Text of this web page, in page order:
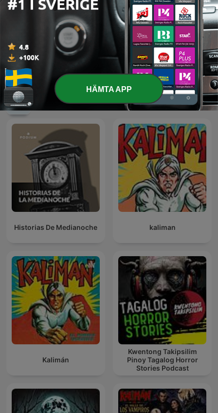
Lovecraft på svenska
Internationella Skönlitteratur-poddar
Historias De Medianoche kaliman
Kalimán
Kwentong Takipsilim
Pinoy Tagalog Horror
Stories Podcast
HÄMTA APP